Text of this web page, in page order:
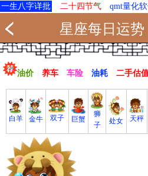
一生八字详批 二十四节气 qmt量化
星座每日运势
油价 养车 车险 油耗 二手估
白羊 金牛 双子 巨蟹
狮
子
处女 天秤